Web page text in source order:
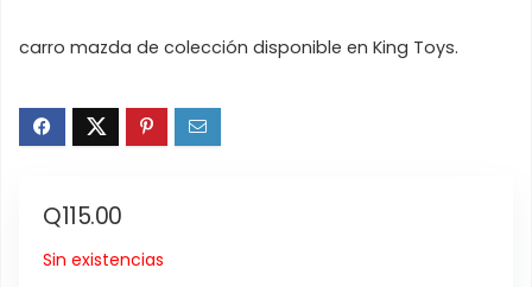
carro mazda de colección disponible en King Toys.
Q115.00
Sin existencias